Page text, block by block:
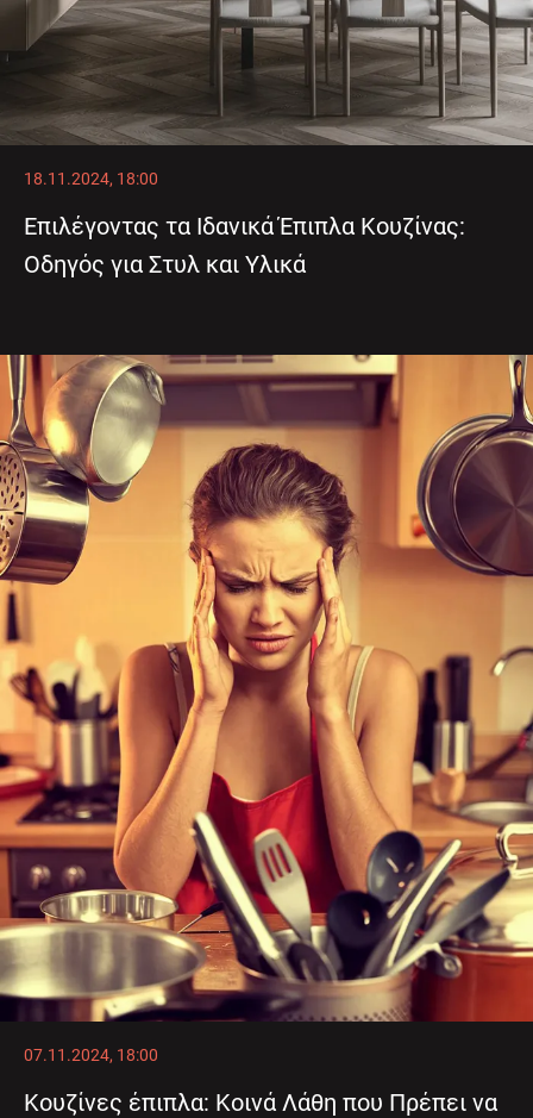
18.11.2024, 18:00
Επιλέγοντας τα Ιδανικά Έπιπλα Κουζίνας:
Οδηγός για Στυλ και Υλικά
07.11.2024, 18:00
Κουζίνες έπιπλα: Κοινά Λάθη που Πρέπει να